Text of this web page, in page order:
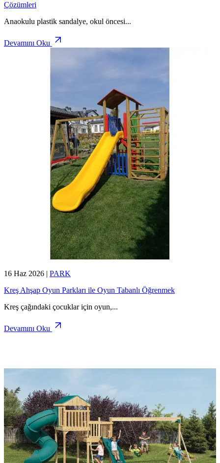
Çözümleri
Anaokulu plastik sandalye, okul öncesi...
Devamını Oku
16 Haz 2026 | PARK
Kreş Ahşap Oyun Parkları ile Oyun Tabanlı Öğrenmek
Kreş çağındaki çocuklar için oyun,...
Devamını Oku